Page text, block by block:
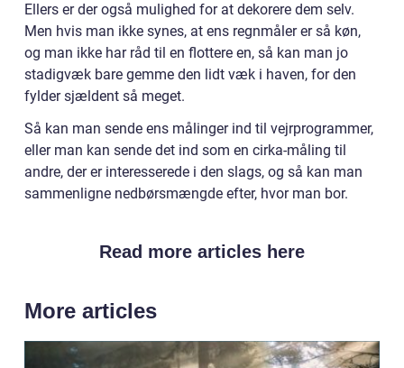
Ellers er der også mulighed for at dekorere dem selv.
Men hvis man ikke synes, at ens regnmåler er så køn,
og man ikke har råd til en flottere en, så kan man jo
stadigvæk bare gemme den lidt væk i haven, for den
fylder sjældent så meget.
Så kan man sende ens målinger ind til vejrprogrammer,
eller man kan sende det ind som en cirka-måling til
andre, der er interesserede i den slags, og så kan man
sammenligne nedbørsmængde efter, hvor man bor.
Read more articles here
More articles